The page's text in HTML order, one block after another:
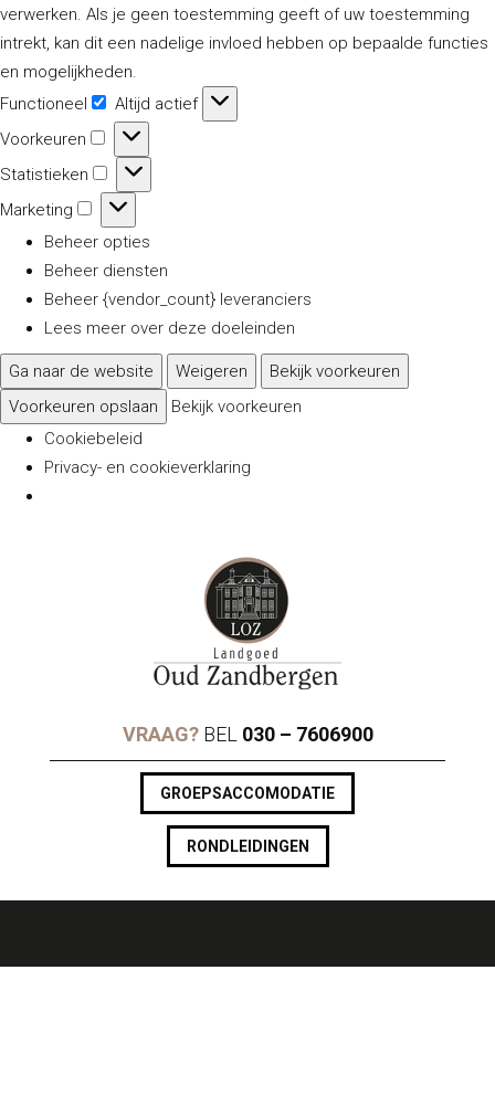
verwerken. Als je geen toestemming geeft of uw toestemming
intrekt, kan dit een nadelige invloed hebben op bepaalde functies
en mogelijkheden.
Functioneel
Functioneel
Altijd actief
Voorkeuren
Voorkeuren
Statistieken
Statistieken
Marketing
Marketing
Beheer opties
Beheer diensten
Beheer {vendor_count} leveranciers
Lees meer over deze doeleinden
Ga naar de website Weigeren
Bekijk voorkeuren
Voorkeuren opslaan
Bekijk voorkeuren
Cookiebeleid
Privacy- en cookieverklaring
VRAAG?BEL 030 – 7606900
GROEPSACCOMODATIE
RONDLEIDINGEN